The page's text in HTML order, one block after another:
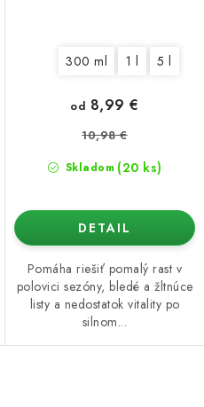
300 ml 1 l 5 l
Skladom (20 ks)
od 8,99 €
10,98 €
DETAIL
Pomáha riešiť pomalý rast v
polovici sezóny, bledé a žltnúce
listy a nedostatok vitality po
silnom...